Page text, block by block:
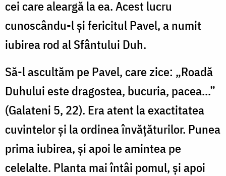
cei care aleargă la ea. Acest lucru
cunoscându-l şi fericitul Pavel, a numit
iubirea rod al Sfântului Duh.
Să-l ascultăm pe Pavel, care zice: „Roadă
Duhului este dragostea, bucuria, pacea...”
(Galateni 5, 22). Era atent la exactitatea
cuvintelor şi la ordinea învăţăturilor. Punea
prima iubirea, şi apoi le amintea pe
celelalte. Planta mai întâi pomul, şi apoi